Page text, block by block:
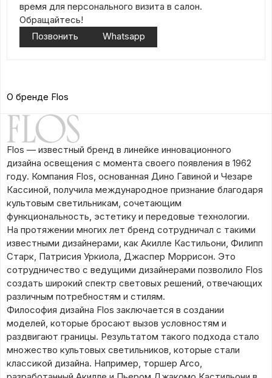
время для персонального визита в салон.
Обращайтесь!
Позвонить
Whatsapp
О бренде Flos
Flos — известный бренд в линейке инновационного
дизайна освещения с момента своего появления в 1962
году. Компания Flos, основанная Дино Гавиной и Чезаре
Кассиной, получила международное признание благодаря
культовым светильникам, сочетающим
функциональность, эстетику и передовые технологии.
На протяжении многих лет бренд сотрудничал с такими
известными дизайнерами, как Акилле Кастильони, Филипп
Старк, Патрисия Уркиола, Джаспер Моррисон. Это
сотрудничество с ведущими дизайнерами позволило Flos
создать широкий спектр световых решений, отвечающих
различным потребностям и стилям.
Философия дизайна Flos заключается в создании
моделей, которые бросают вызов условностям и
раздвигают границы. Результатом такого подхода стало
множество культовых светильников, которые стали
классикой дизайна. Например, торшер Arco,